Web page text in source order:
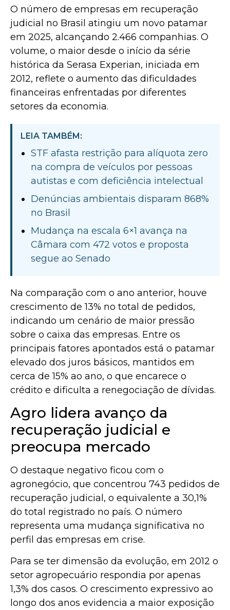
O número de empresas em recuperação
judicial no Brasil atingiu um novo patamar
em 2025, alcançando 2.466 companhias. O
volume, o maior desde o início da série
histórica da Serasa Experian, iniciada em
2012, reflete o aumento das dificuldades
financeiras enfrentadas por diferentes
setores da economia.
LEIA TAMBÉM:
STF afasta restrição para alíquota zero
na compra de veículos por pessoas
autistas e com deficiência intelectual
Denúncias ambientais disparam 868%
no Brasil
Mudança na escala 6×1 avança na
Câmara com 472 votos e proposta
segue ao Senado
Na comparação com o ano anterior, houve
crescimento de 13% no total de pedidos,
indicando um cenário de maior pressão
sobre o caixa das empresas. Entre os
principais fatores apontados está o patamar
elevado dos juros básicos, mantidos em
cerca de 15% ao ano, o que encarece o
crédito e dificulta a renegociação de dívidas.
Agro lidera avanço da
recuperação judicial e
preocupa mercado
O destaque negativo ficou com o
agronegócio, que concentrou 743 pedidos de
recuperação judicial, o equivalente a 30,1%
do total registrado no país. O número
representa uma mudança significativa no
perfil das empresas em crise.
Para se ter dimensão da evolução, em 2012 o
setor agropecuário respondia por apenas
1,3% dos casos. O crescimento expressivo ao
longo dos anos evidencia a maior exposição